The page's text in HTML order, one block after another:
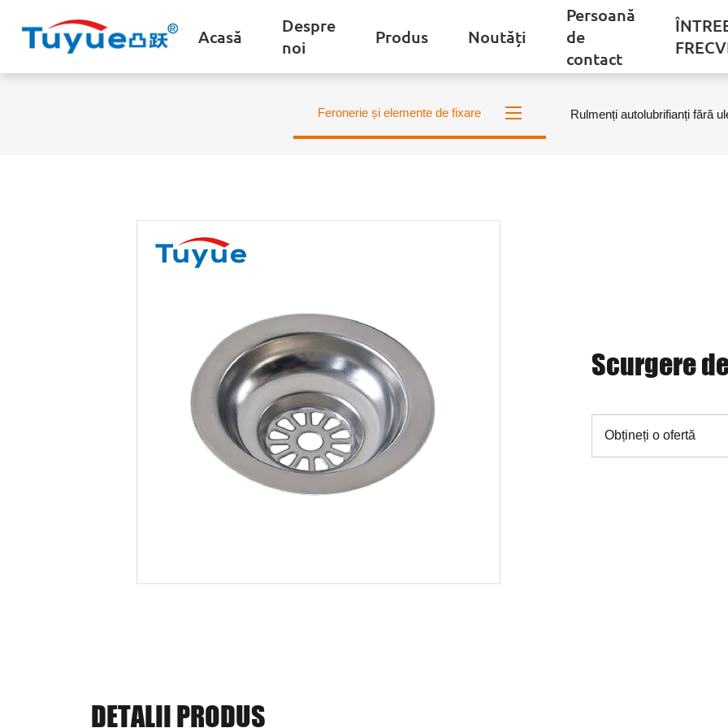
Acasă
Despre
noi
Produs Noutăți
Persoană
de
contact
Feronerie și elemente de fixare Rulmenți autolubrifianți fără
Scurgere
Obțineți o ofertă
DETALII PRODUS